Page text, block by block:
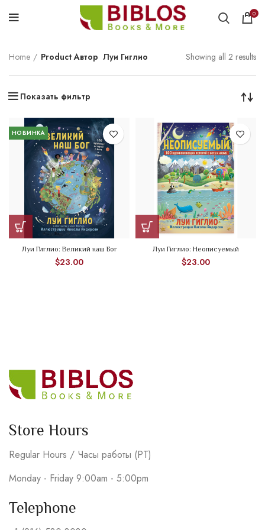
0
Home Product Автор Луи Гиглио Showing all 2 results
Показать фильтр
НОВИНКА
Луи Гиглио: Великий наш Бог
$23.00
Луи Гиглио: Неописуемый
$23.00
Store Hours
Regular Hours / Часы работы (PT)
Monday - Friday 9:00am - 5:00pm
Telephone